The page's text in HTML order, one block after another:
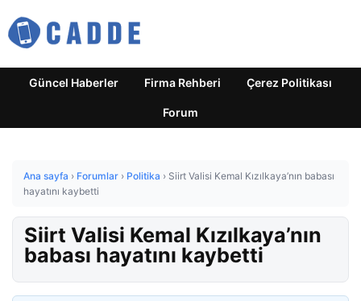
Güncel Haberler Firma Rehberi Çerez Politikası
Forum
Ana sayfa › Forumlar › Politika › Siirt Valisi Kemal Kızılkaya’nın babası
hayatını kaybetti
Siirt Valisi Kemal Kızılkaya’nın
babası hayatını kaybetti